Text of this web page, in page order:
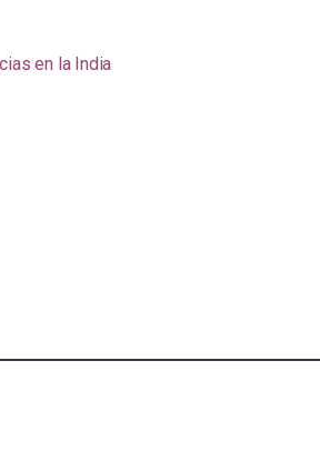
en la India